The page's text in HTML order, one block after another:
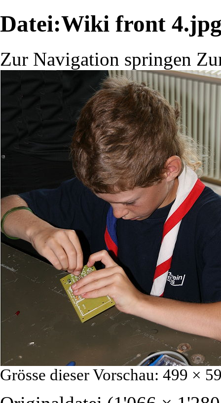
Datei:Wiki front
Zur Navigation springen
Grösse dieser Vorschau: 499 ×